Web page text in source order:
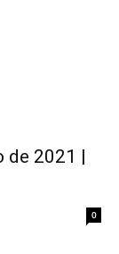
de 2021 |
0